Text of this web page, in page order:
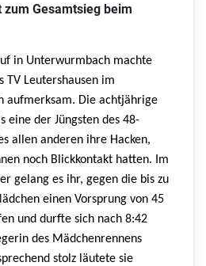
Gesamtsieg beim
in Unterwurmbach machte
TV Leutershausen im
aufmerksam. Die achtjährige
eine der Jüngsten des 48-
allen anderen ihre Hacken,
noch Blickkontakt hatten. Im
gelang es ihr, gegen die bis zu
einen Vorsprung von 45
und durfte sich nach 8:42
des Mädchenrennens
stolz läutete sie